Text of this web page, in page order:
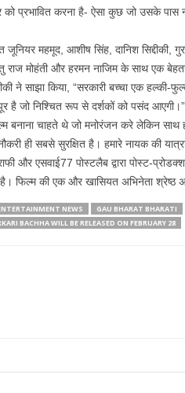
प्रभावित करना है- ऐसा कुछ जो उसके पास
महमूद, आशीष सिंह, दानिश सिद्दीकी,
राज मोहंती और हरमन नाजिम के साथ एक
ने साझा किया, “सरकारी बच्चा एक
है जो निश्चित रूप से दर्शकों को पसंद आएगी।”
बनाना चाहते थे जो मनोरंजन करे लेकिन
ही सबसे सुरक्षित है। हमारे नायक की
और एसवाई77 पोस्टलैब द्वारा पोस्ट-
है। फिल्म की एक और खासियत अभिनेता श्रेष्ठ
NEWS GAU BHARAT BHARATI
BACHHA WILL BE RELEASED ON FEBRUARY 28